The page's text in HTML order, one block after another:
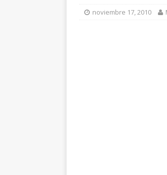
noviembre 17, 2010